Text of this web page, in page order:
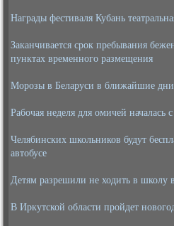
Награды фестиваля Кубань
Заканчивается срок пребывания
пунктах временного размещения
Морозы в Беларуси в ближайшие дни
Рабочая неделя для омичей началась
Челябинских школьников будут
автобусе
Детям разрешили не ходить в школу
В Иркутской области пройдет